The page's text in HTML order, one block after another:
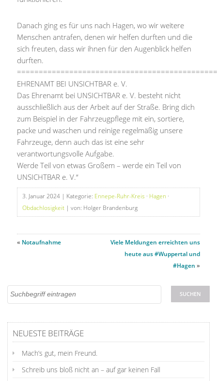
Danach ging es für uns nach Hagen, wo wir weitere
Menschen antrafen, denen wir helfen durften und die
sich freuten, dass wir ihnen für den Augenblick helfen
durften.
EHRENAMT BEI UNSICHTBAR e. V.
Das Ehrenamt bei UNSICHTBAR e. V. besteht nicht
ausschließlich aus der Arbeit auf der Straße. Bring dich
zum Beispiel in der Fahrzeugpflege mit ein, sortiere,
packe und waschen und reinige regelmäßig unsere
Fahrzeuge, denn auch das ist eine sehr
verantwortungsvolle Aufgabe.
Werde Teil von etwas Großem – werde ein Teil von
UNSICHTBAR e. V.“
3. Januar 2024 | Kategorie: Ennepe-Ruhr-Kreis · Hagen ·
Obdachlosigkeit | von: Holger Brandenburg
« Notaufnahme
Viele Meldungen erreichten uns
heute aus #Wuppertal und
#Hagen »
NEUESTE BEITRÄGE
Mach’s gut, mein Freund.
Schreib uns bloß nicht an – auf gar keinen Fall